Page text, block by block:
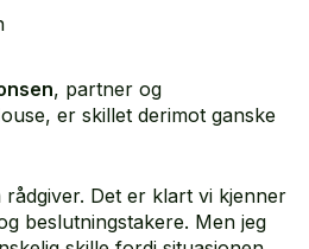
, partner og
er skillet derimot ganske
Det er klart vi kjenner
beslutningstakere. Men jeg